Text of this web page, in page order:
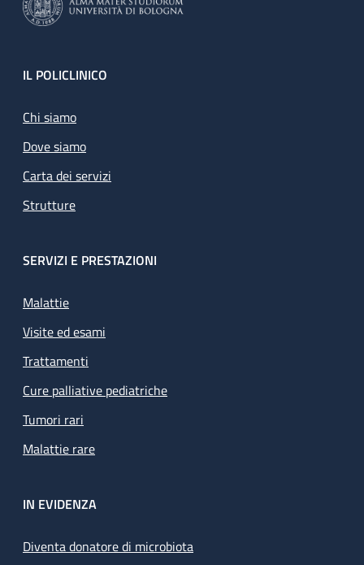
Footer
IL POLICLINICO
Chi siamo
Dove siamo
Carta dei servizi
Strutture
SERVIZI E PRESTAZIONI
Malattie
Visite ed esami
Trattamenti
Cure palliative pediatriche
Tumori rari
Malattie rare
IN EVIDENZA
Diventa donatore di microbiota